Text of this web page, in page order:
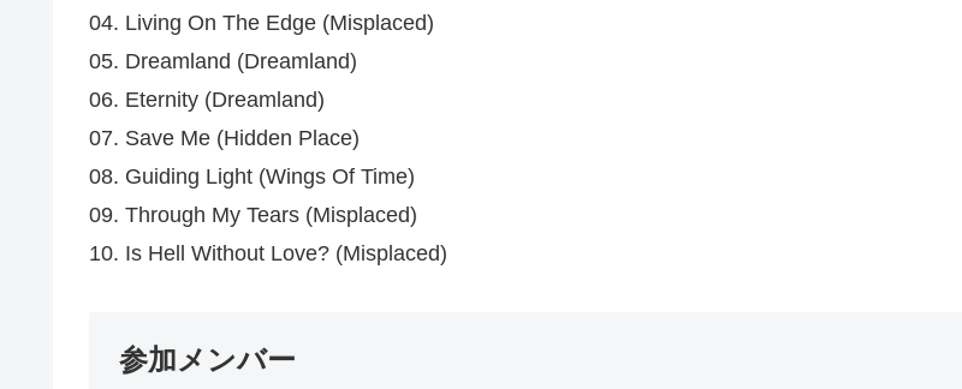
04. Living On The Edge (Misplaced)
05. Dreamland (Dreamland)
06. Eternity (Dreamland)
07. Save Me (Hidden Place)
08. Guiding Light (Wings Of Time)
09. Through My Tears (Misplaced)
10. Is Hell Without Love? (Misplaced)
参加メンバー